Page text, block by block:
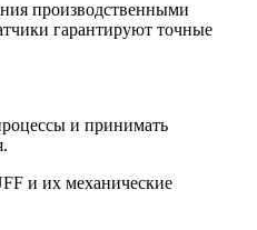
производственными
гарантируют точные
и принимать
и их механические